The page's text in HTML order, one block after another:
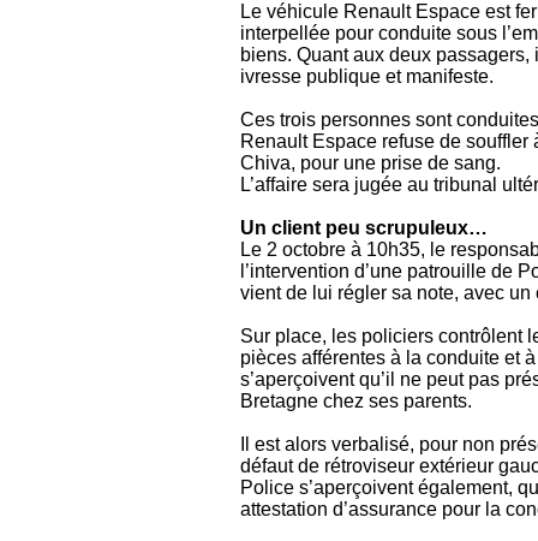
Le véhicule Renault Espace est
interpellée pour conduite sous
biens. Quant aux deux
ivresse publique et manifeste.
Ces trois personnes sont
Renault Espace refuse de souffler
Chiva, pour une prise de sang.
L’affaire sera jugée au tribunal
Un client peu scrupuleux…
Le 2 octobre à 10h35, le
l’intervention d’une patrouille de
vient de lui régler sa note, avec
Sur place, les policiers contrôlent
pièces afférentes à la conduite et
s’aperçoivent qu’il ne peut pas
Bretagne chez ses parents.
Il est alors verbalisé, pour non
défaut de rétroviseur extérieur
Police s’aperçoivent également,
attestation d’assurance pour la